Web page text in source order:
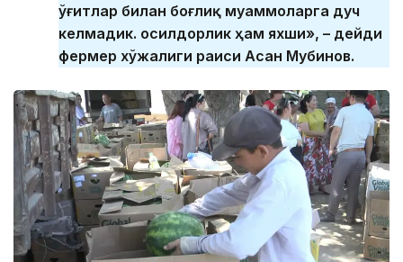
ўғитлар билан боғлиқ муаммоларга дуч
келмадик. Ҳосилдорлик ҳам яхши», – дейди
фермер хўжалиги раиси Асан Мубинов.